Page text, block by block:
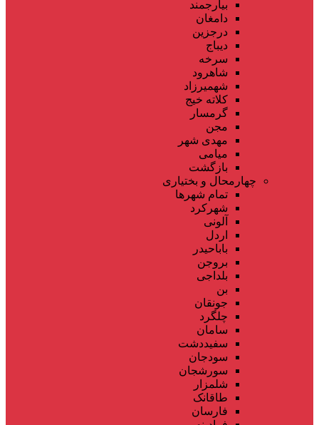
بیارجمند
دامغان
درجزین
دیباج
سرخه
شاهرود
شهمیرزاد
کلاته خیج
گرمسار
مجن
مهدی شهر
میامی
بازگشت
چهارمحال و بختیاری
تمام شهر‌ها
شهرکرد
آلونی
اردل
باباحیدر
بروجن
بلداجی
بن
جونقان
چلگرد
سامان
سفیددشت
سودجان
سورشجان
شلمزار
طاقانک
فارسان